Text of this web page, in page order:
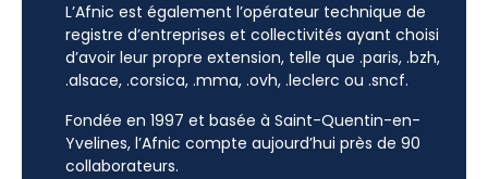
L’Afnic est également l’opérateur technique de
registre d’entreprises et collectivités ayant choisi
d’avoir leur propre extension, telle que .paris, .bzh,
.alsace, .corsica, .mma, .ovh, .leclerc ou .sncf.
Fondée en 1997 et basée à Saint-Quentin-en-
Yvelines, l’Afnic compte aujourd’hui près de 90
collaborateurs.